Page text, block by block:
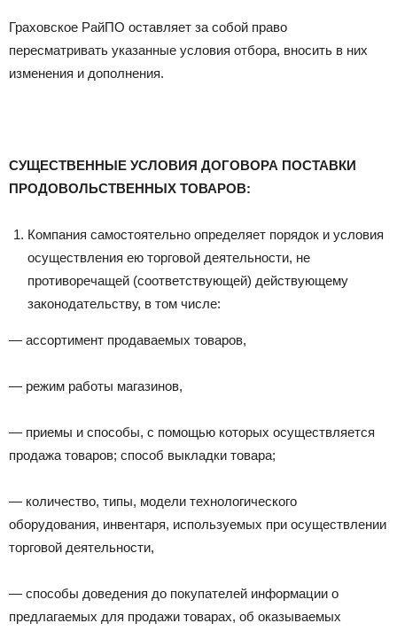
Граховское РайПО оставляет за собой право
пересматривать указанные условия отбора, вносить в них
изменения и дополнения.
СУЩЕСТВЕННЫЕ УСЛОВИЯ ДОГОВОРА ПОСТАВКИ
ПРОДОВОЛЬСТВЕННЫХ ТОВАРОВ:
Компания самостоятельно определяет порядок и условия
осуществления ею торговой деятельности, не
противоречащей (соответствующей) действующему
законодательству, в том числе:
— ассортимент продаваемых товаров,
— режим работы магазинов,
— приемы и способы, с помощью которых осуществляется
продажа товаров; способ выкладки товара;
— количество, типы, модели технологического
оборудования, инвентаря, используемых при осуществлении
торговой деятельности,
— способы доведения до покупателей информации о
предлагаемых для продажи товарах, об оказываемых